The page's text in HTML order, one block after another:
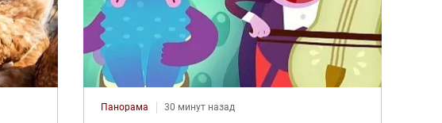
Панорама 30 минут назад